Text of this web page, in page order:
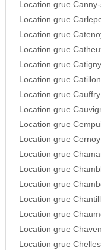
Location grue
Location grue
Location grue
Location grue
Location grue
Location grue
Location grue
Location grue
Location grue
Location grue
Location grue
Location grue
Location grue
Location grue
Location grue
Location grue
Location grue